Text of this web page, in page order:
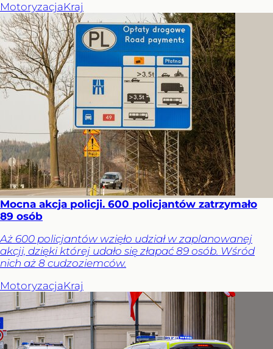
MotoryzacjaKraj
Mocna akcja policji. 600 policjantów zatrzymało
89 osób
Aż 600 policjantów wzięło udział w zaplanowanej
akcji, dzięki której udało się złapać 89 osób. Wśród
nich aż 8 cudzoziemców.
MotoryzacjaKraj